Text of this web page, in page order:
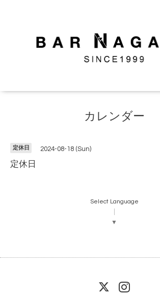
カレンダー
定休日 2024-08-18 (Sun)
定休日
Select Language
▼